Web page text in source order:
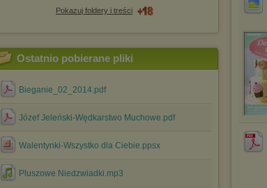
Pokazuj foldery i treści
Ostatnio pobierane pliki
Bieganie_02_2014.pdf
Józef Jeleński-Wędkarstwo Muchowe.pdf
Walentynki-Wszystko dla Ciebie.ppsx
Pluszowe Niedzwiadki.mp3